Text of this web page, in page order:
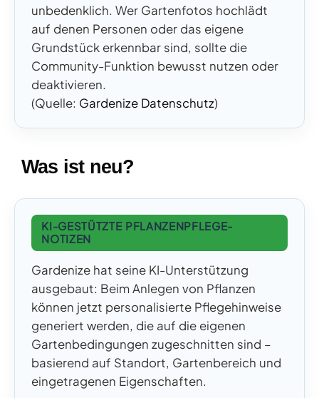
unbedenklich. Wer Gartenfotos hochlädt
auf denen Personen oder das eigene
Grundstück erkennbar sind, sollte die
Community-Funktion bewusst nutzen oder
deaktivieren.
(Quelle: Gardenize Datenschutz)
Was ist neu?
KI-GESTÜTZTE PFLANZENPFLEGE-
NOTIZEN
Gardenize hat seine KI-Unterstützung
ausgebaut: Beim Anlegen von Pflanzen
können jetzt personalisierte Pflegehinweise
generiert werden, die auf die eigenen
Gartenbedingungen zugeschnitten sind –
basierend auf Standort, Gartenbereich und
eingetragenen Eigenschaften.